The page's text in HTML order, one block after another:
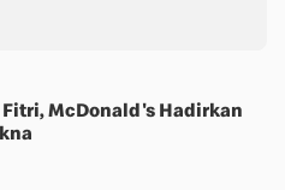
McDonald's Hadirkan